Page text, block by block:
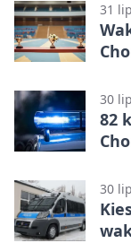
31
30
82
30